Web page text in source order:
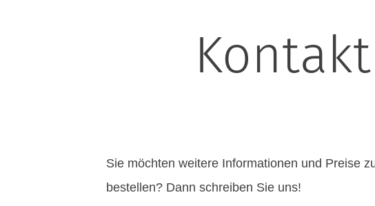
Sie möchten weitere Informationen und Preise
bestellen? Dann schreiben Sie uns!